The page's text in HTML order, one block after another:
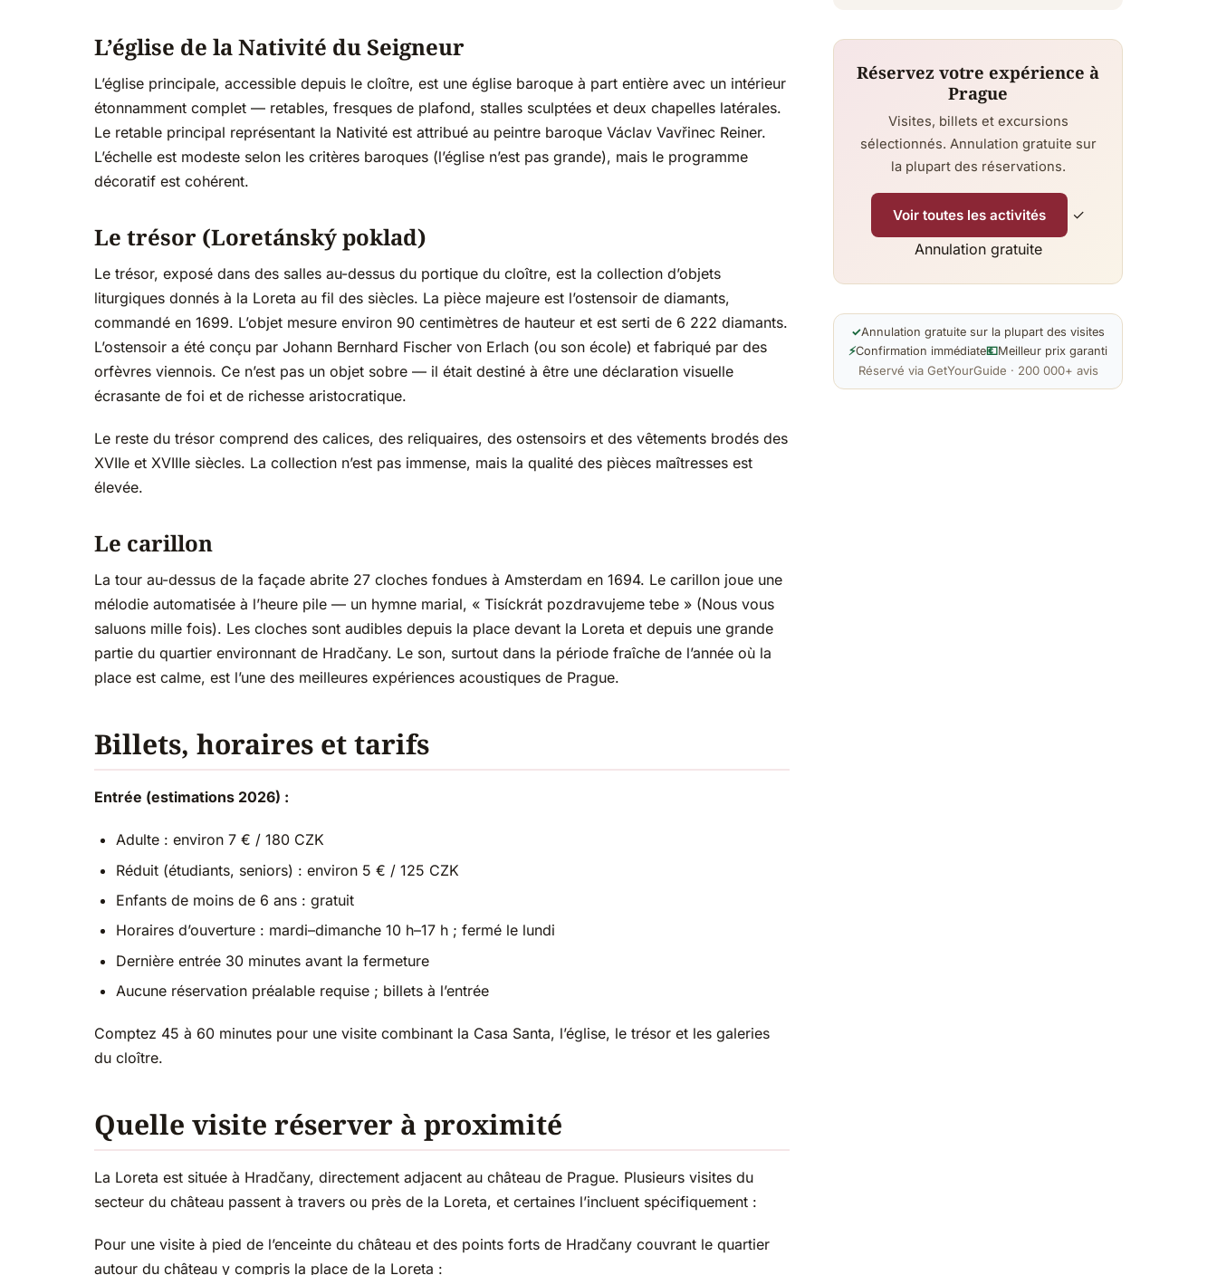
L’église de la Nativité du Seigneur
L’église principale, accessible depuis le cloître, est une église baroque à part entière avec un intérieur
étonnamment complet — retables, fresques de plafond, stalles sculptées et deux chapelles latérales.
Le retable principal représentant la Nativité est attribué au peintre baroque Václav Vavřinec Reiner.
L’échelle est modeste selon les critères baroques (l’église n’est pas grande), mais le programme
décoratif est cohérent.
Le trésor (Loretánský poklad)
Le trésor, exposé dans des salles au-dessus du portique du cloître, est la collection d’objets
liturgiques donnés à la Loreta au fil des siècles. La pièce majeure est l’ostensoir de diamants,
commandé en 1699. L’objet mesure environ 90 centimètres de hauteur et est serti de 6 222 diamants.
L’ostensoir a été conçu par Johann Bernhard Fischer von Erlach (ou son école) et fabriqué par des
orfèvres viennois. Ce n’est pas un objet sobre — il était destiné à être une déclaration visuelle
écrasante de foi et de richesse aristocratique.
Le reste du trésor comprend des calices, des reliquaires, des ostensoirs et des vêtements brodés des
XVIIe et XVIIIe siècles. La collection n’est pas immense, mais la qualité des pièces maîtresses est
élevée.
Le carillon
La tour au-dessus de la façade abrite 27 cloches fondues à Amsterdam en 1694. Le carillon joue une
mélodie automatisée à l’heure pile — un hymne marial, « Tisíckrát pozdravujeme tebe » (Nous vous
saluons mille fois). Les cloches sont audibles depuis la place devant la Loreta et depuis une grande
partie du quartier environnant de Hradčany. Le son, surtout dans la période fraîche de l’année où la
place est calme, est l’une des meilleures expériences acoustiques de Prague.
Billets, horaires et tarifs
Entrée (estimations 2026) :
Adulte : environ 7 € / 180 CZK
Réduit (étudiants, seniors) : environ 5 € / 125 CZK
Enfants de moins de 6 ans : gratuit
Horaires d’ouverture : mardi–dimanche 10 h–17 h ; fermé le lundi
Dernière entrée 30 minutes avant la fermeture
Aucune réservation préalable requise ; billets à l’entrée
Comptez 45 à 60 minutes pour une visite combinant la Casa Santa, l’église, le trésor et les galeries
du cloître.
Quelle visite réserver à proximité
La Loreta est située à Hradčany, directement adjacent au château de Prague. Plusieurs visites du
secteur du château passent à travers ou près de la Loreta, et certaines l’incluent spécifiquement :
Pour une visite à pied de l’enceinte du château et des points forts de Hradčany couvrant le quartier
autour du château y compris la place de la Loreta :
Réservez votre expérience à
Prague
Visites, billets et excursions
sélectionnés. Annulation gratuite sur
la plupart des réservations.
Voir toutes les activités
✓
Annulation gratuite
✓Annulation gratuite sur la plupart des visites
⚡Confirmation immédiate💶Meilleur prix garanti
Réservé via GetYourGuide · 200 000+ avis